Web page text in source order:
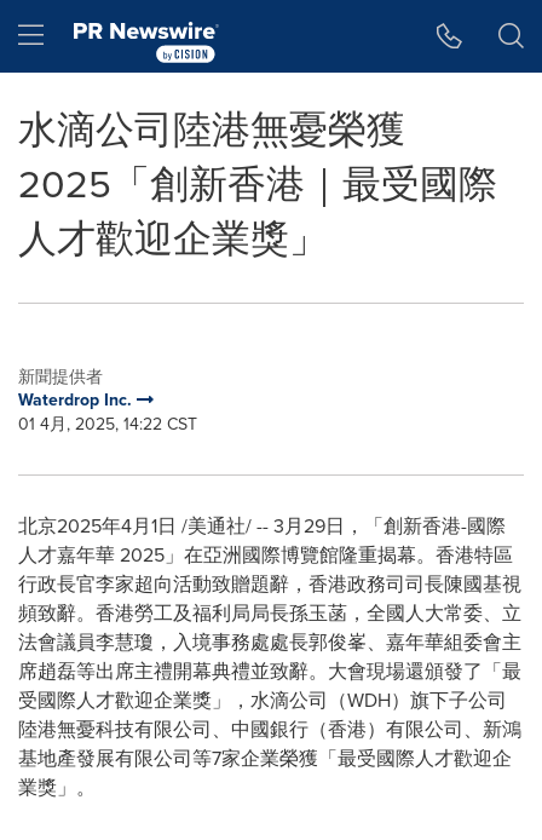
Hamburger menu
水滴公司陸港無憂榮獲
2025「創新香港｜最受國際
人才歡迎企業獎」
新聞提供者
Waterdrop Inc.
01 4月, 2025, 14:22 CST
北京2025年4月1日 /美通社/ -- 3月29日， 「創新香港-國際
人才嘉年華 2025 」 在亞洲國際博覽館隆重揭幕。香港特區
行政長官李家超向活動致贈題辭，香港政務司司長陳國基視
頻致辭。香港勞工及福利局局長孫玉菡，全國人大常委、立
法會議員李慧瓊，入境事務處處長郭俊峯、嘉年華組委會主
席趙磊等出席主禮開幕典禮並致辭。大會現場還頒發了「最
受國際人才歡迎企業獎」，水滴公司（WDH）旗下子公司
陸港無憂科技有限公司、中國銀行（香港）有限公司、新鴻
基地產發展有限公司等7家企業榮獲「最受國際人才歡迎企
業獎」。